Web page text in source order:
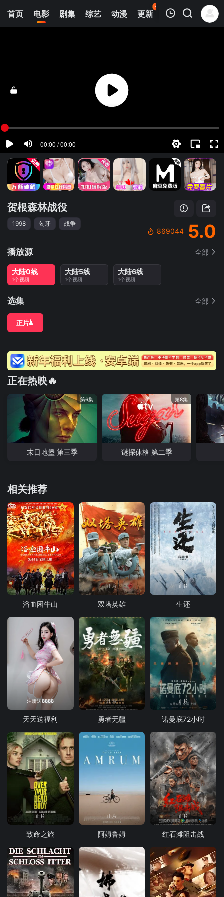
首页 电影 剧集 综艺 动漫 更新
45
热榜 APP
清空
贺根森林战役
1998 匈牙 战争
869044 5.0
播放源 全部
大陆0线
1个视频
大陆5线
1个视频
大陆6线
1个视频
选集 全部
正片
正在热映🔥
第6集
末日地堡 第三季
第8集
谜探休格 第二季
相关推荐
正片
浴血困牛山
正片
双塔英雄
正片
生还
注册送8888
天天送福利
正片
勇者无疆
正片
诺曼底72小时
正片
致命之旅
正片
阿姆鲁姆
正片
红石滩阻击战